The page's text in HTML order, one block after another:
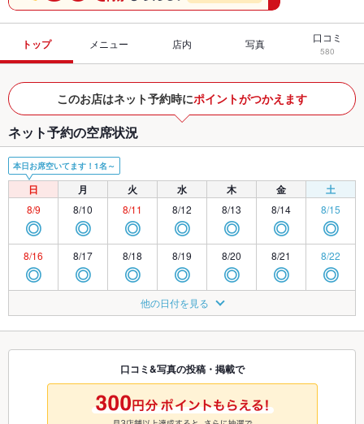
トップ メニュー 店内 写真 口コミ
580
このお店はネット予約時にポイントがつかえます
ネット予約の空席状況
本日お席空いてます！1名～
日 月 火 水 木 金 土
8/9
◎
8/10
◎
8/11
◎
8/12
◎
8/13
◎
8/14
◎
8/15
◎
8/16
◎
8/17
◎
8/18
◎
8/19
◎
8/20
◎
8/21
◎
8/22
◎
◎ ◎
8/25
◎
8/26
◎
8/27
◎ ◎ ◎
8/30 8/31 9/1
◎
9/2
◎
9/3
◎
9/4 9/5
9/8
◎ ◎ ◎ ◎
他の日付を見る
口コミ&写真の投稿・掲載で